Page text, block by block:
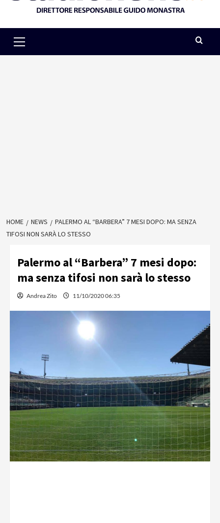
Menu
HOME NEWS
PALERMO AL “BARBERA” 7 MESI DOPO: MA SENZA
TIFOSI NON SARÀ LO STESSO
Palermo al “Barbera” 7 mesi dopo:
ma senza tifosi non sarà lo stesso
Andrea Zito 11/10/2020 06:35